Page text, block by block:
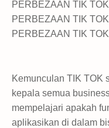
PERBEZAAN TIK
PERBEZAAN TIK
PERBEZAAN TIK
Kemunculan TIK TOK
kepala semua
mempelajari apakah
aplikasikan di dalam